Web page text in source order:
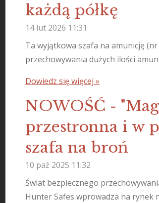
każdą półkę
14 lut 2026 11:31
Ta wyjątkowa szafa na amunicję
przechowywania dużych ilości
Dowiedz się więcej »
NOWOŚĆ -
przestronna i w
szafa na broń
10 paź 2025 11:32
Świat bezpiecznego
Hunter Safes wprowadza na